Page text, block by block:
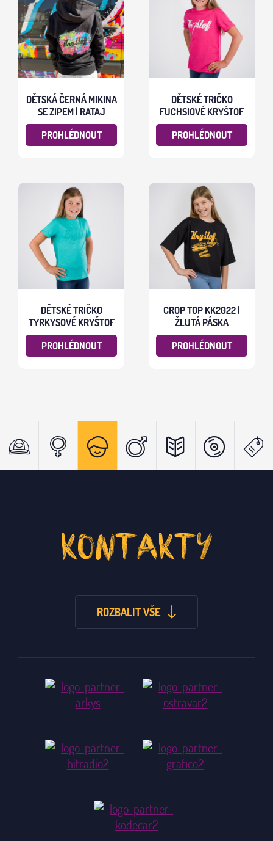
DĚTSKÁ ČERNÁ MIKINA
SE ZIPEM | RATAJ
PROHLÉDNOUT
DĚTSKÉ TRIČKO
FUCHSIOVÉ KRYŠTOF
PROHLÉDNOUT
DĚTSKÉ TRIČKO
TYRKYSOVÉ KRYŠTOF
PROHLÉDNOUT
CROP TOP KK2022 |
ŽLUTÁ PÁSKA
PROHLÉDNOUT
KONTAKTY
ROZBALIT VŠE